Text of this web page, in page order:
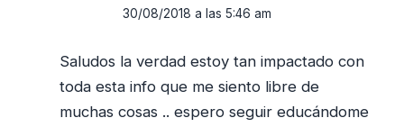
30/08/2018 a las 5:46 am
Saludos la verdad estoy tan impactado con
toda esta info que me siento libre de
muchas cosas .. espero seguir educándome